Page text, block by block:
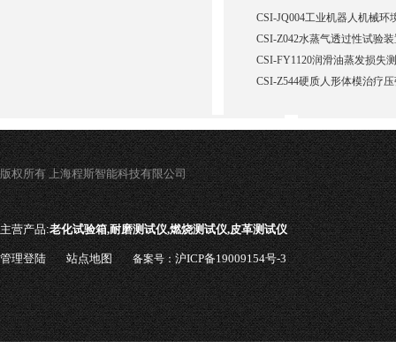
CSI-JQ004工业机器人机械
CSI-Z042水蒸气透过性试验
CSI-FY1120润滑油蒸发损失
CSI-Z544硬质人形体模治疗
版权所有 上海程斯智能科技有限公司
主营产品:老化试验箱,耐磨测试仪,燃烧测试仪,皮革测试仪
管理登陆 站点地图 备案号：沪ICP备19009154号-3